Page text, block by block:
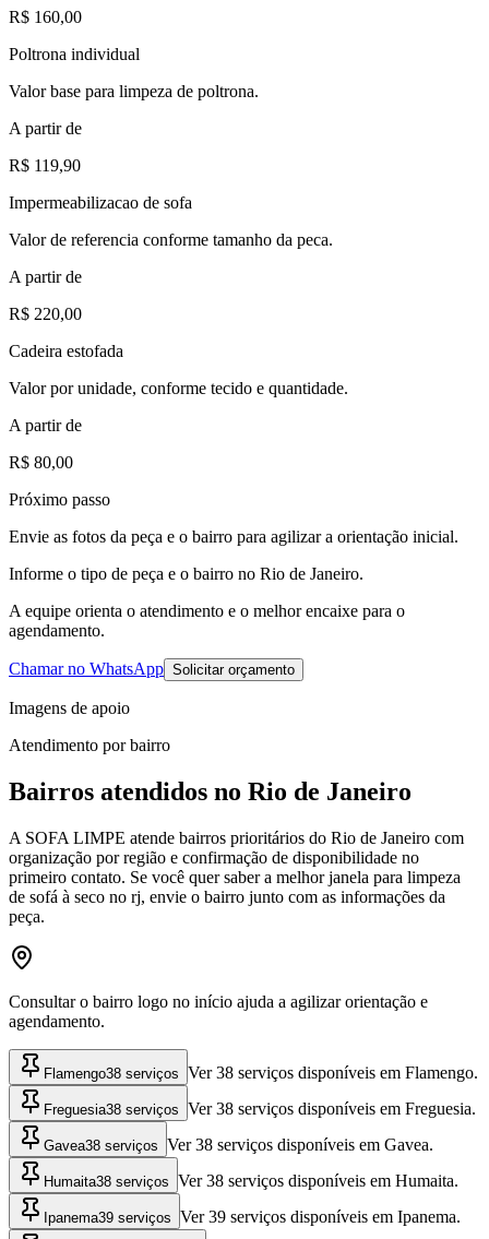
R$ 160,00
Poltrona individual
Valor base para limpeza de poltrona.
A partir de
R$ 119,90
Impermeabilizacao de sofa
Valor de referencia conforme tamanho da peca.
A partir de
R$ 220,00
Cadeira estofada
Valor por unidade, conforme tecido e quantidade.
A partir de
R$ 80,00
Próximo passo
Envie as fotos da peça e o bairro para agilizar a orientação inicial.
Informe o tipo de peça e o bairro no Rio de Janeiro.
A equipe orienta o atendimento e o melhor encaixe para o
agendamento.
Chamar no WhatsApp Solicitar orçamento
Imagens de apoio
Atendimento por bairro
Bairros atendidos no Rio de Janeiro
A SOFA LIMPE atende bairros prioritários do Rio de Janeiro com
organização por região e confirmação de disponibilidade no
primeiro contato. Se você quer saber a melhor janela para limpeza
de sofá à seco no rj, envie o bairro junto com as informações da
peça.
Consultar o bairro logo no início ajuda a agilizar orientação e
agendamento.
Flamengo38 serviços Ver 38 serviços disponíveis em Flamengo.
Freguesia38 serviços Ver 38 serviços disponíveis em Freguesia.
Gavea38 serviços Ver 38 serviços disponíveis em Gavea.
Humaita38 serviços Ver 38 serviços disponíveis em Humaita.
Ipanema39 serviços Ver 39 serviços disponíveis em Ipanema.